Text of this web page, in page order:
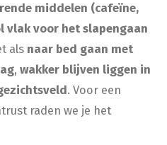
middelen (cafeïne,
vlak voor het slapengaan
als naar bed gaan met
, wakker blijven liggen in
. Voor een
raden we je het